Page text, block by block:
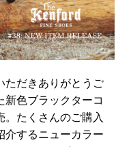
ただきありがとうご
新色ブラックターコ
。たくさんのご購入
介するニューカラー